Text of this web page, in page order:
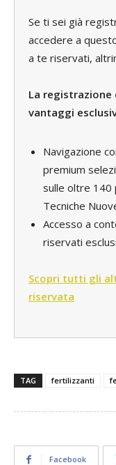
Se ti sei già
accedere a
a te riservati,
La registrazione
vantaggi
Navigazione
premium
sulle oltre 140
Tecniche
Accesso a
riservati
Scopri tutti gli
riservata
TAG fertilizzanti
Facebook